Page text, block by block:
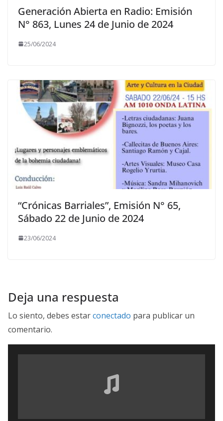
Generación Abierta en Radio: Emisión
N° 863, Lunes 24 de Junio de 2024
25/06/2024
“Crónicas Barriales”, Emisión N° 65,
Sábado 22 de Junio de 2024
23/06/2024
Deja una respuesta
Lo siento, debes estarconectado para publicar un
comentario.